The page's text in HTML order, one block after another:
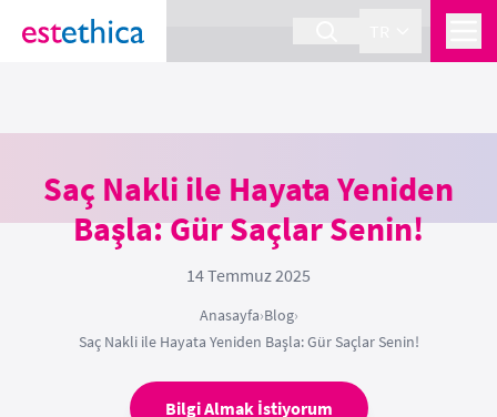
section Service {
Saç Nakli ile Hayata Yeniden
Başla: Gür Saçlar Senin!
14 Temmuz 2025
Anasayfa›Blog›
Saç Nakli ile Hayata Yeniden Başla: Gür Saçlar Senin!
Bilgi Almak İstiyorum